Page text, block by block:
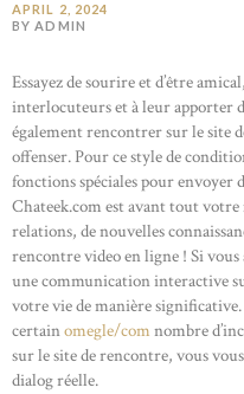
APRIL 2, 2024
BY ADMIN
Essayez de sourire et d’être
interlocuteurs et à leur apporter
également rencontrer sur le site
offenser. Pour ce style de
fonctions spéciales pour envoyer
Chateek.com est avant tout
relations, de nouvelles
rencontre video en ligne ! Si
une communication interactive
votre vie de manière
certainomegle/com nombre
sur le site de rencontre, vous
dialog réelle.